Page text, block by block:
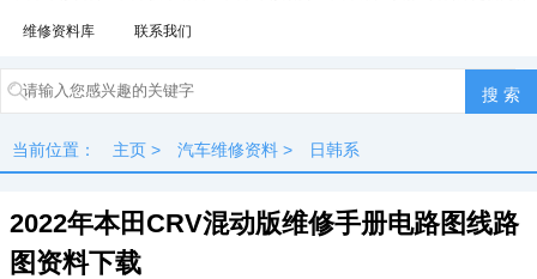
维修资料库 联系我们
当前位置： 主页 > 汽车维修资料 > 日韩系
2022年本田CRV混动版维修手册电路图线路
图资料下载